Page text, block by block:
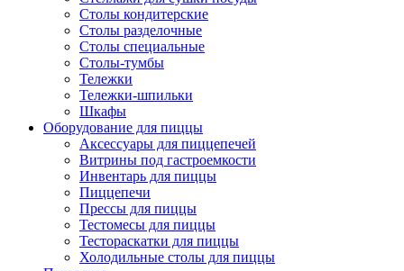
Столы кондитерские
Столы разделочные
Столы специальные
Столы-тумбы
Тележки
Тележки-шпильки
Шкафы
Оборудование для пиццы
Аксессуары для пиццепечей
Витрины под гастроемкости
Инвентарь для пиццы
Пиццепечи
Прессы для пиццы
Тестомесы для пиццы
Тестораскатки для пиццы
Холодильные столы для пиццы